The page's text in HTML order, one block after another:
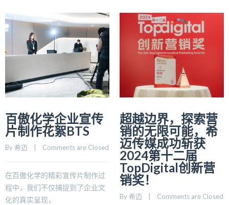
百傲化学企业宣传
片制作花絮BTS
By 希迈 Comments are Closed
在百傲化学的精彩宣传片制作过
程中，我们不仅捕捉到了企业文
化的真实呈现，
超越边界，探索营
销的无限可能，希
迈传媒成功斩获
2024第十二届
TopDigital创新营
销奖！
By 希迈 Comments are Closed